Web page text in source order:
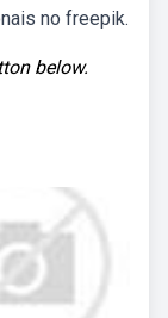
no freepik.
below.